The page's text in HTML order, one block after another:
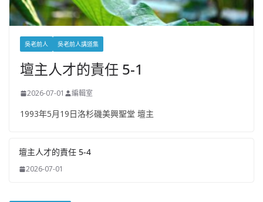
吳老前人 吳老前人講道集
壇主人才的責任 5-1
2026-07-01 編輯室
1993年5月19日洛杉磯美興聖堂 壇主
壇主人才的責任 5-4
2026-07-01